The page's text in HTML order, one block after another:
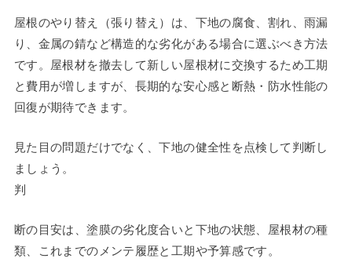
屋根のやり替え（張り替え）は、下地の腐食、割れ、雨漏
り、金属の錆など構造的な劣化がある場合に選ぶべき方法
です。屋根材を撤去して新しい屋根材に交換するため工期
と費用が増しますが、長期的な安心感と断熱・防水性能の
回復が期待できます。
見た目の問題だけでなく、下地の健全性を点検して判断し
ましょう。
判
断の目安は、塗膜の劣化度合いと下地の状態、屋根材の種
類、これまでのメンテ履歴と工期や予算感です。